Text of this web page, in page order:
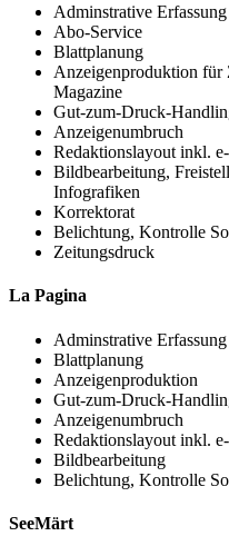
Adminstrative
Abo-Service
Blattplanung
Anzeigenproduktion für
Magazine
Gut-zum-Druck-
Anzeigenumbruch
Redaktionslayout inkl.
Bildbearbeitung,
Infografiken
Korrektorat
Belichtung, Kontrolle
Zeitungsdruck
La Pagina
Adminstrative
Blattplanung
Anzeigenproduktion
Gut-zum-Druck-
Anzeigenumbruch
Redaktionslayout inkl.
Bildbearbeitung
Belichtung, Kontrolle
SeeMärt